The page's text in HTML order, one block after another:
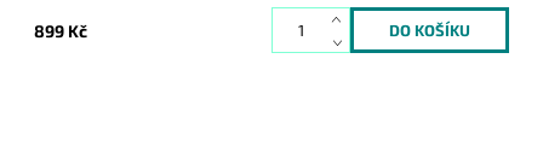
899 Kč